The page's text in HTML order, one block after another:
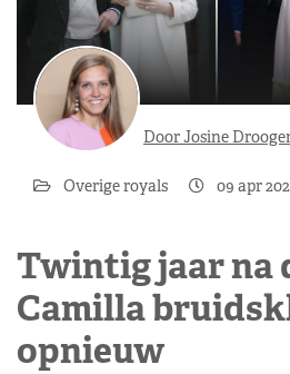
Door Josine
Overige royals 09 apr
Twintig jaar na
Camilla
opnieuw